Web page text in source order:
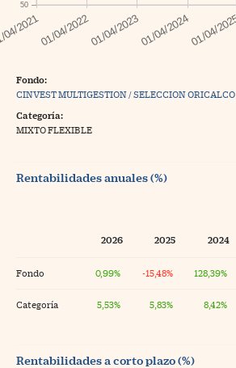
50
Fondo:
CINVEST MULTIGESTION / SELECCION ORICALCO
Categoría:
MIXTO FLEXIBLE
Rentabilidades anuales (%)
2026 2025 2024
Fondo 0,99% -15,48% 128,39%
Categoría 5,53% 5,83% 8,42%
Rentabilidades a corto plazo (%)